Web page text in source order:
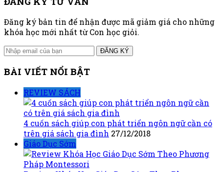
Đăng ký bản tin để nhận được mã giảm giá cho những
khóa học mới nhất từ Con học giỏi.
ĐĂNG KÝ
BÀI VIẾT NỔI BẬT
REVIEW SÁCH
4 cuốn sách giúp con phát triển ngôn ngữ cần có
trên giá sách gia đình 27/12/2018
Giáo Dục Sớm